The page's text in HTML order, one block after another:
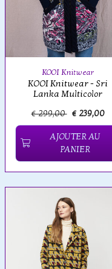
KOOI Knitwear
KOOI Knitwear - Sri
Lanka Multicolor
€ 299,00 € 239,00
AJOUTER AU
PANIER